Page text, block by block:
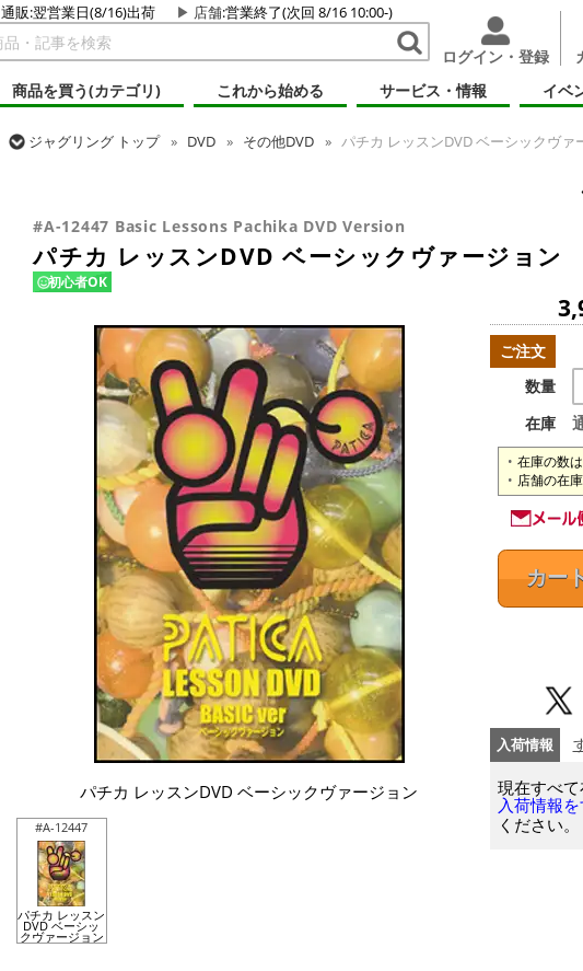
通販:翌営業日(8/16)出荷 店舗:営業終了(次回 8/16 10:00-)
ログイン・登録
商品を買う(カテゴリ)
これから始める サービス・情報 イベ
ジャグリング トップ DVD その他DVD
パチカ レッスンDVD ベーシックヴァ
#A-12447 Basic Lessons Pachika DVD Version
パチカ レッスンDVD ベーシックヴァージョン
初心者OK
パチカ レッスンDVD ベーシックヴァージョン
#A-12447
パチカ レッスン
DVD ベーシッ
クヴァージョン
ご注文
数量
在庫
在庫の数
店舗の在
カー
入荷情報
現在すべて
入荷情報
ください。